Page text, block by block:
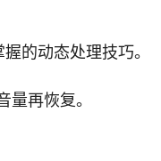
的动态处理技巧。
量再恢复。